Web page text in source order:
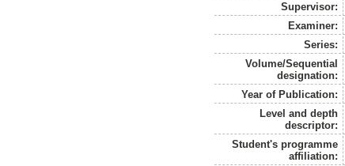
Supervisor:
Examiner:
Series:
Volume/Sequential
designation:
Year of Publication:
Level and depth
descriptor:
Student's programme
affiliation: